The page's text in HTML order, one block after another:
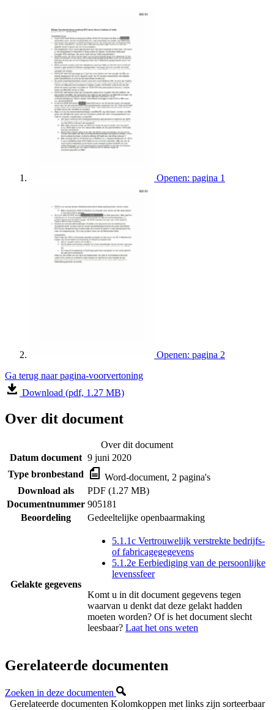
Openen: pagina 1
Openen: pagina 2
Ga terug naar pagina-voorvertoning
Download (pdf, 1.27 MB)
Over dit document
Over dit document
Datum document 9 juni 2020
Type bronbestand
Word-document, 2 pagina's
Download als
PDF (1.27 MB)
Documentnummer 905181
Beoordeling
Gedeeltelijke openbaarmaking
Gelakte gegevens
5.1.1c Vertrouwelijk verstrekte bedrijfs-
of fabricagegegevens
5.1.2e Eerbiediging van de persoonlijke
levenssfeer
Komt u in dit document gegevens tegen
waarvan u denkt dat deze gelakt hadden
moeten worden? Of is het document slecht
leesbaar? Laat het ons weten
Gerelateerde documenten
Zoeken in deze documenten
Gerelateerde documenten Kolomkoppen met links zijn sorteerbaar